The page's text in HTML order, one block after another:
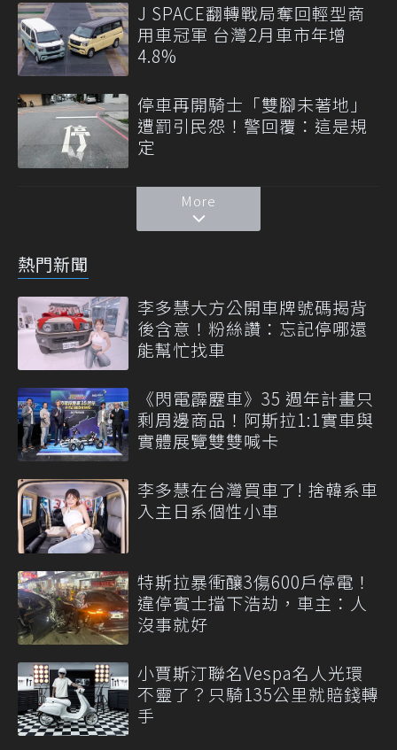
J SPACE翻轉戰局奪回輕型商
用車冠軍 台灣2月車市年增
4.8%
停車再開騎士「雙腳未著地」
遭罰引民怨！警回覆：這是規
定
More
熱門新聞
李多慧大方公開車牌號碼揭背
後含意！粉絲讚：忘記停哪還
能幫忙找車
《閃電霹靂車》35 週年計畫只
剩周邊商品！阿斯拉1:1實車與
實體展覽雙雙喊卡
李多慧在台灣買車了! 捨韓系車
入主日系個性小車
特斯拉暴衝釀3傷600戶停電！
違停賓士擋下浩劫，車主：人
沒事就好
小賈斯汀聯名Vespa名人光環
不靈了？只騎135公里就賠錢轉
手